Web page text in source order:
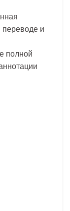
переводе и
полной